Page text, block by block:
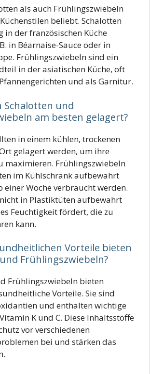
als auch Frühlingszwiebeln
beliebt. Schalotten
in der französischen Küche
in Béarnaise-Sauce oder in
Frühlingszwiebeln sind ein
in der asiatischen Küche, oft
und als Garnitur.
Schalotten und
am besten gelagert?
in einem kühlen, trockenen
gelagert werden, um ihre
maximieren. Frühlingszwiebeln
im Kühlschrank aufbewahrt
einer Woche verbraucht werden.
in Plastiktüten aufbewahrt
Feuchtigkeit fördert, die zu
kann.
Vorteile bieten
Frühlingszwiebeln?
Frühlingszwiebeln bieten
Vorteile. Sie sind
und enthalten wichtige
K und C. Diese Inhaltsstoffe
vor verschiedenen
bei und stärken das